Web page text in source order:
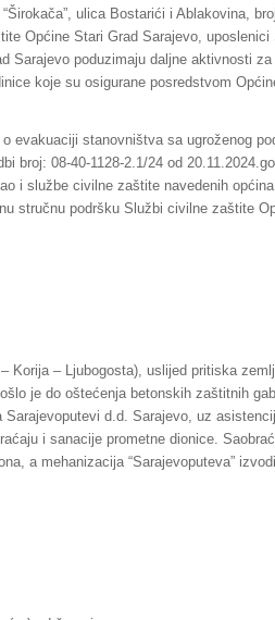
ulica Bostarići i Ablakovina,
Općine Stari Grad Sarajevo,
Sarajevo poduzimaju daljne aktivnosti
koje su osigurane posredstvom
evakuaciji stanovništva sa ugroženog
broj: 08-40-1128-2.1/24 od
i službe civilne zaštite navedenih
stručnu podršku Službi civilne zaštite
Korija – Ljubogosta), uslijed pritiska
je do oštećenja betonskih zaštitnih
d.d. Sarajevo, uz
i sanacije prometne dionice.
a mehanizacija “Sarajevoputeva”